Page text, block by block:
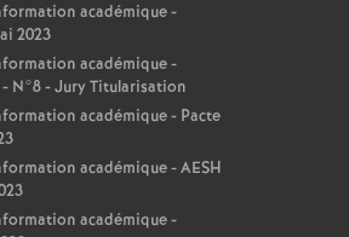
académique -
2023
académique -
N°8 - Jury Titularisation
académique - Pacte
académique - AESH
académique -